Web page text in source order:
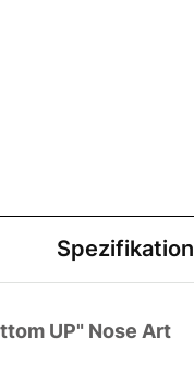
Spezifikation
UP" Nose Art